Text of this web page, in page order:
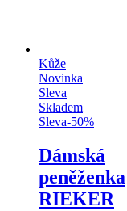
Kůže
Novinka
Sleva
Skladem
Sleva-50%
Dámská
peněženka
RIEKER